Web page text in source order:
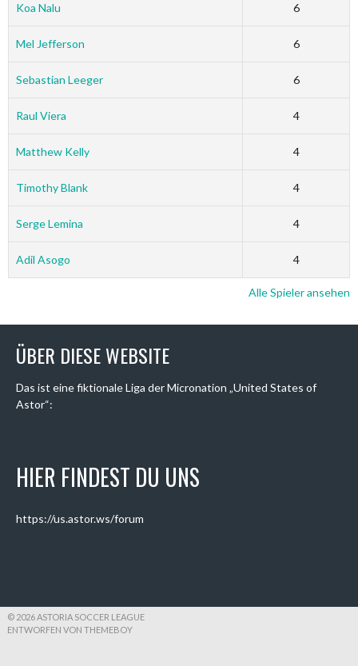
Koa Nalu 6
Mel Jefferson 6
Sebastian Leeger 6
Raul Viera 4
Matthew Kelly 4
Timothy Blank 4
Serge Lemina 4
Adil Asogo 4
Alle Spieler ansehen
ÜBER DIESE WEBSITE
Das ist eine fiktionale Liga der Micronation „United States of
Astor“:
HIER FINDEST DU UNS
https://us.astor.ws/forum
© 2026 ASTORIA SOCCER LEAGUE
ENTWORFEN VON THEMEBOY